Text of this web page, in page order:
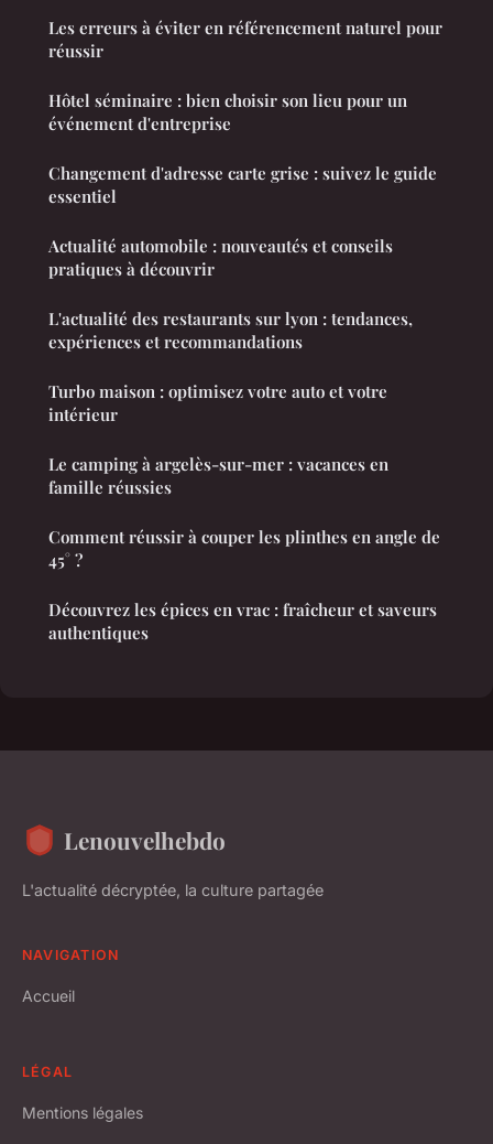
Les erreurs à éviter en référencement naturel pour
réussir
Hôtel séminaire : bien choisir son lieu pour un
événement d'entreprise
Changement d'adresse carte grise : suivez le guide
essentiel
Actualité automobile : nouveautés et conseils
pratiques à découvrir
L'actualité des restaurants sur lyon : tendances,
expériences et recommandations
Turbo maison : optimisez votre auto et votre
intérieur
Le camping à argelès-sur-mer : vacances en
famille réussies
Comment réussir à couper les plinthes en angle de
45° ?
Découvrez les épices en vrac : fraîcheur et saveurs
authentiques
Lenouvelhebdo
L'actualité décryptée, la culture partagée
NAVIGATION
Accueil
LÉGAL
Mentions légales